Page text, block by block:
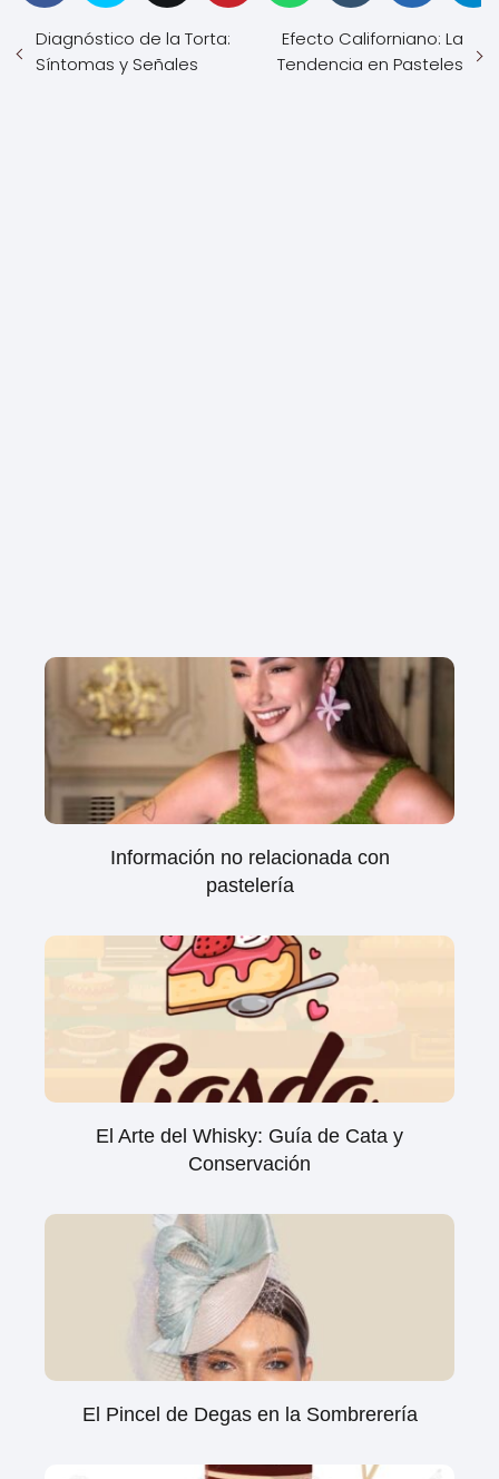
Diagnóstico de la Torta:
Síntomas y Señales
Efecto Californiano: La
Tendencia en Pasteles
Información no relacionada con
pastelería
El Arte del Whisky: Guía de Cata y
Conservación
El Pincel de Degas en la Sombrerería